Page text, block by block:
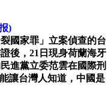
)
國家罪」立案偵查的台
後，21日現身荷蘭海牙
進黨立委范雲在國際刑
讓台灣人知道，中國是